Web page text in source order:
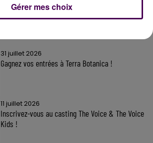
31 juillet 2026
Gagnez vos entrées à Terra Botanica !
11 juillet 2026
Inscrivez-vous au casting The Voice & The Voice
Kids !
Gérer mes choix